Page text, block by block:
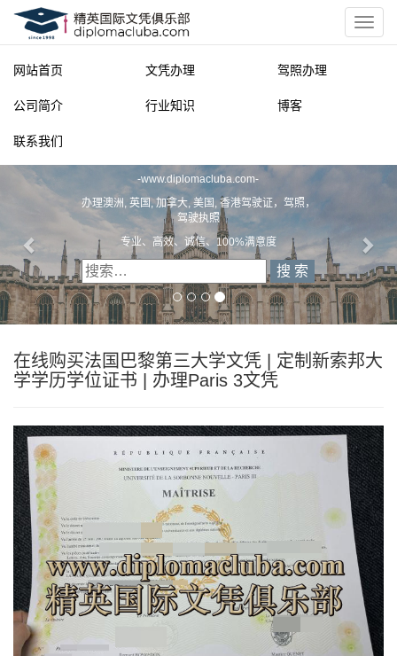
网站首页 文凭办理 驾照办理
公司简介 行业知识 博客
联系我们
-www.diplomacluba.com-
办理澳洲, 英国, 加拿大, 美国, 香港驾驶证，驾照，
驾驶执照
专业、高效、诚信、100%满意度
在线购买法国巴黎第三大学文凭 | 定制新索邦大
学学历学位证书 | 办理Paris 3文凭